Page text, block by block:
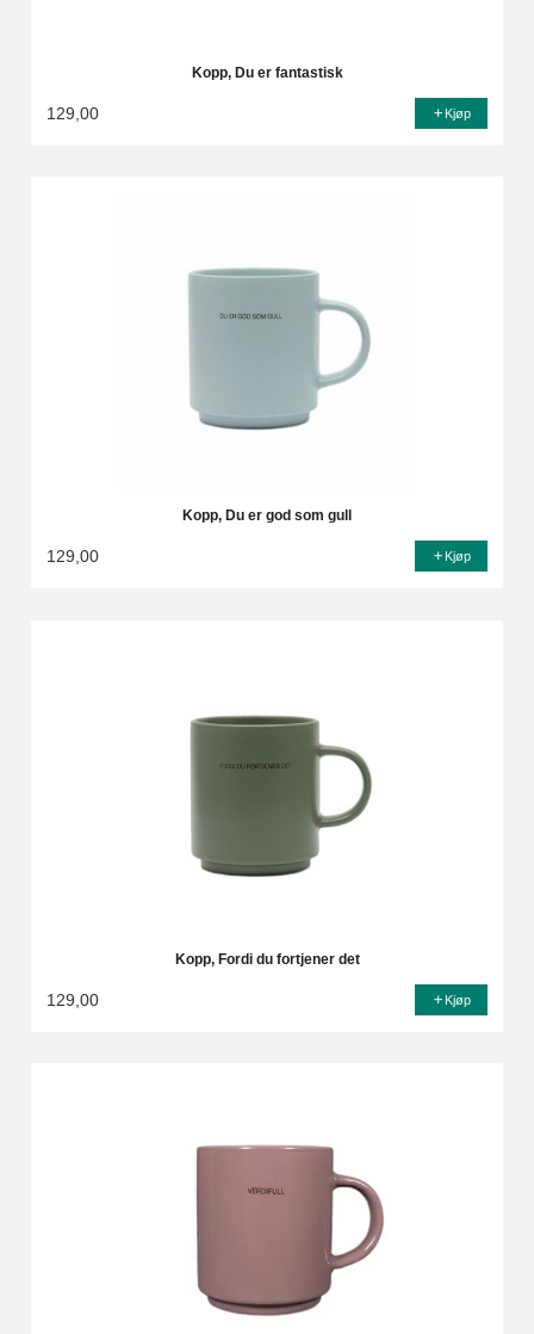
Kopp, Du er fantastisk
129,00 Kjøp
Kopp, Du er god som gull
129,00 Kjøp
Kopp, Fordi du fortjener det
129,00 Kjøp